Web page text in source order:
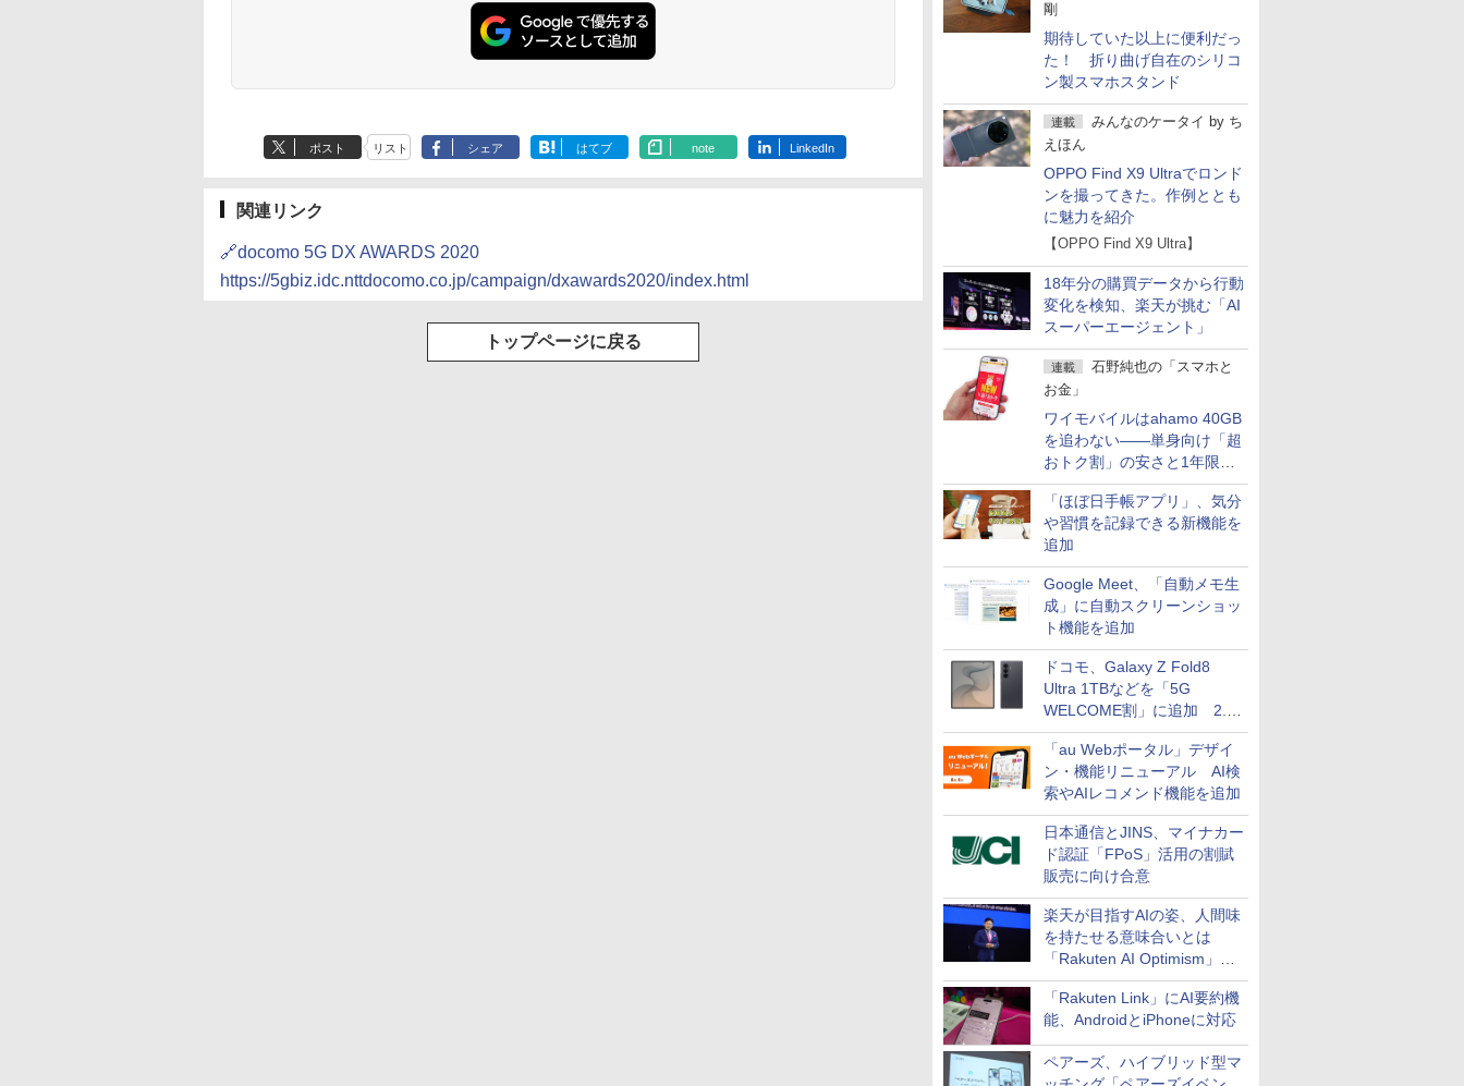
剛
期待していた以上に便利だっ
た！ 折り曲げ自在のシリコ
ン製スマホスタンド
連載 みんなのケータイ by ち
えほん
OPPO Find X9 Ultraでロンド
ンを撮ってきた。作例ととも
に魅力を紹介
【OPPO Find X9 Ultra】
18年分の購買データから行動
変化を検知、楽天が挑む「AI
スーパーエージェント」
連載
石野純也の「スマホと
お金」
ワイモバイルはahamo 40GB
を追わない――単身向け「超
おトク割」の安さと1年限定
の注意点
「ほぼ日手帳アプリ」、気分
や習慣を記録できる新機能を
追加
Google Meet、「自動メモ生
成」に自動スクリーンショッ
ト機能を追加
ドコモ、Galaxy Z Fold8
Ultra 1TBなどを「5G
WELCOME割」に追加 2.2
万円引き
「au Webポータル」デザイ
ン・機能リニューアル AI検
索やAIレコメンド機能を追加
日本通信とJINS、マイナカー
ド認証「FPoS」活用の割賦
販売に向け合意
楽天が目指すAIの姿、人間味
を持たせる意味合いとは
「Rakuten AI Optimism」三
木谷氏の基調講演
「Rakuten Link」にAI要約機
能、AndroidとiPhoneに対応
ペアーズ、ハイブリッド型マ
ポスト リスト シェア はてブ note LinkedIn
関連リンク
🔗docomo 5G DX AWARDS 2020
https://5gbiz.idc.nttdocomo.co.jp/campaign/dxawards2020/index.html
トップページに戻る